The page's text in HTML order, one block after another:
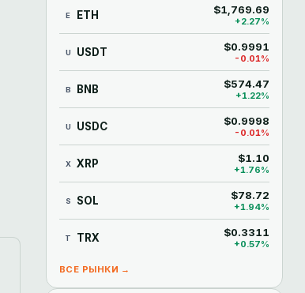
E ETH $1,769.69
+2.27%
U USDT $0.9991
-0.01%
B BNB $574.47
+1.22%
U USDC $0.9998
-0.01%
X XRP $1.10
+1.76%
S SOL $78.72
+1.94%
T TRX $0.3311
+0.57%
ВСЕ РЫНКИ →